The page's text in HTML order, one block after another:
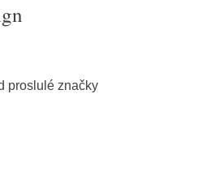
proslulé značky